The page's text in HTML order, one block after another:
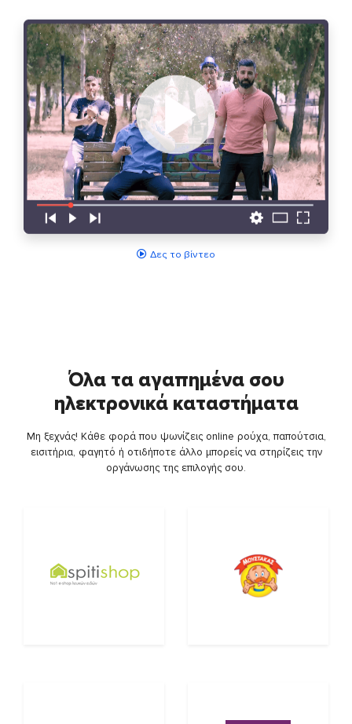
Δες το βίντεο
Όλα τα αγαπημένα σου
ηλεκτρονικά καταστήματα
Μη ξεχνάς! Κάθε φορά που ψωνίζεις online ρούχα, παπούτσια,
εισιτήρια, φαγητό ή οτιδήποτε άλλο μπορείς να στηρίζεις την
οργάνωσης της επιλογής σου.